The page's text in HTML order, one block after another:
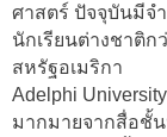
ศาสตร์ ปัจจุบันมีจ
นักเรียนต่างชาติก
สหรัฐอเมริกา
Adelphi
มากมายจากสื่อชั้น